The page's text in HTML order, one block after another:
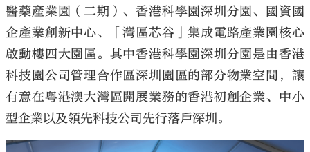
醫藥產業園（二期）、香港科學園深圳分園、國資國
企產業創新中心、「灣區芯谷」集成電路產業園核心
啟動樓四大園區。其中香港科學園深圳分園是由香港
科技園公司管理合作區深圳園區的部分物業空間，讓
有意在粵港澳大灣區開展業務的香港初創企業、中小
型企業以及領先科技公司先行落戶深圳。